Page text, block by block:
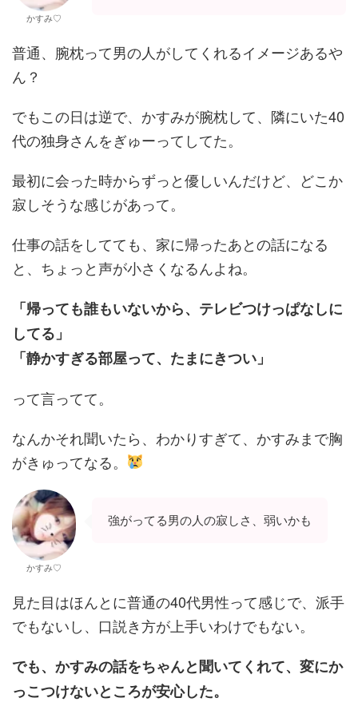
かすみ♡
普通、腕枕って男の人がしてくれるイメージあるや
ん？
でもこの日は逆で、かすみが腕枕して、隣にいた40
代の独身さんをぎゅーってしてた。
最初に会った時からずっと優しいんだけど、どこか
寂しそうな感じがあって。
仕事の話をしてても、家に帰ったあとの話になる
と、ちょっと声が小さくなるんよね。
「帰っても誰もいないから、テレビつけっぱなしに
してる」
「静かすぎる部屋って、たまにきつい」
って言ってて。
なんかそれ聞いたら、わかりすぎて、かすみまで胸
がきゅってなる。
かすみ♡
強がってる男の人の寂しさ、弱いかも
見た目はほんとに普通の40代男性って感じで、派手
でもないし、口説き方が上手いわけでもない。
でも、かすみの話をちゃんと聞いてくれて、変にか
っこつけないところが安心した。